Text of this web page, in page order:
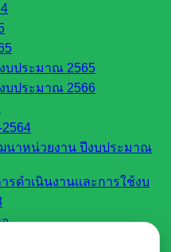
บประมาณ 2565
บประมาณ 2566
าหน่วยงาน ปีงบประมาณ
ดำเนินงานและการใช้งบ